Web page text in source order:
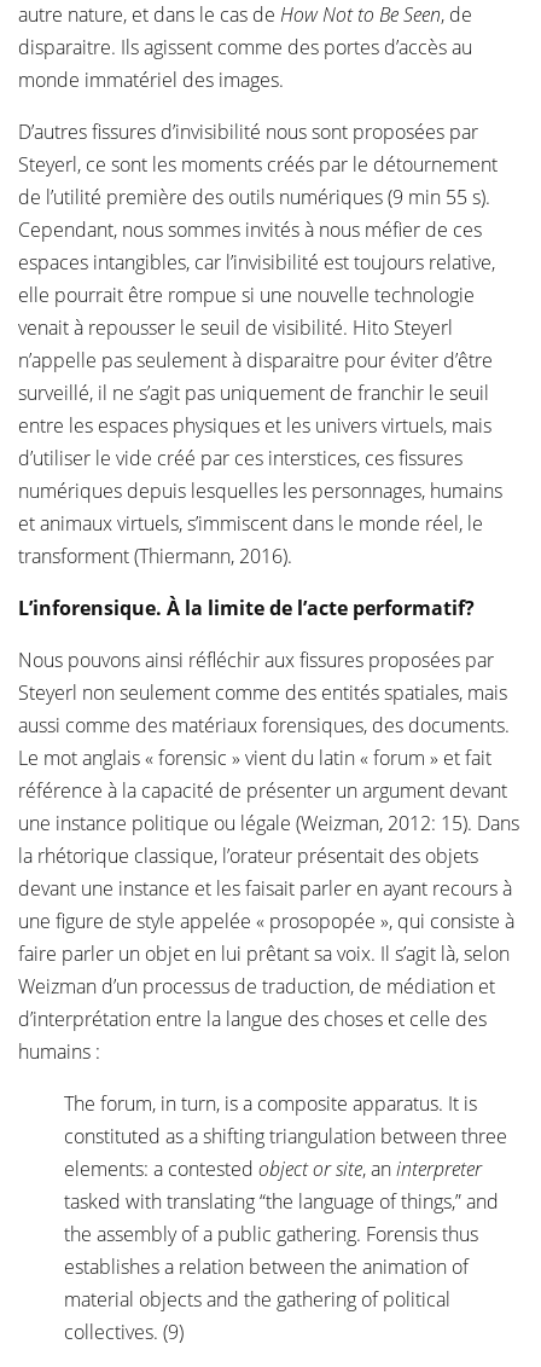
autre nature, et dans le cas de How Not to Be Seen, de
disparaitre. Ils agissent comme des portes d’accès au
monde immatériel des images.
D’autres fissures d’invisibilité nous sont proposées par
Steyerl, ce sont les moments créés par le détournement
de l’utilité première des outils numériques (9 min 55 s).
Cependant, nous sommes invités à nous méfier de ces
espaces intangibles, car l’invisibilité est toujours relative,
elle pourrait être rompue si une nouvelle technologie
venait à repousser le seuil de visibilité. Hito Steyerl
n’appelle pas seulement à disparaitre pour éviter d’être
surveillé, il ne s’agit pas uniquement de franchir le seuil
entre les espaces physiques et les univers virtuels, mais
d’utiliser le vide créé par ces interstices, ces fissures
numériques depuis lesquelles les personnages, humains
et animaux virtuels, s’immiscent dans le monde réel, le
transforment (Thiermann, 2016).
L’inforensique. À la limite de l’acte performatif?
Nous pouvons ainsi réfléchir aux fissures proposées par
Steyerl non seulement comme des entités spatiales, mais
aussi comme des matériaux forensiques, des documents.
Le mot anglais « forensic » vient du latin « forum » et fait
référence à la capacité de présenter un argument devant
une instance politique ou légale (Weizman, 2012: 15). Dans
la rhétorique classique, l’orateur présentait des objets
devant une instance et les faisait parler en ayant recours à
une figure de style appelée « prosopopée », qui consiste à
faire parler un objet en lui prêtant sa voix. Il s’agit là, selon
Weizman d’un processus de traduction, de médiation et
d’interprétation entre la langue des choses et celle des
humains :
The forum, in turn, is a composite apparatus. It is
constituted as a shifting triangulation between three
elements: a contested object or site, aninterpreter
tasked with translating “the language of things,” and
the assembly of a public gathering. Forensis thus
establishes a relation between the animation of
material objects and the gathering of political
collectives. (9)